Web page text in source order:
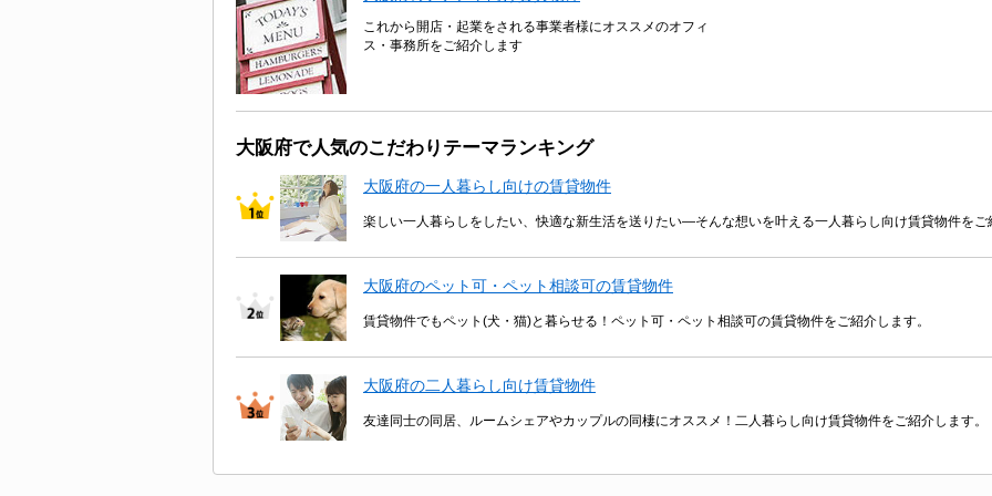
これから開店・起業をされる事業者様にオススメのオフィ
ス・事務所をご紹介します
大阪府で人気のこだわりテーマランキング
大阪府の一人暮らし向けの賃貸物件
楽しい一人暮らしをしたい、快適な新生活を送りたい―そんな想いを叶える一人暮らし向け賃貸物件をご
大阪府のペット可・ペット相談可の賃貸物件
賃貸物件でもペット(犬・猫)と暮らせる！ペット可・ペット相談可の賃貸物件をご紹介します。
大阪府の二人暮らし向け賃貸物件
友達同士の同居、ルームシェアやカップルの同棲にオススメ！二人暮らし向け賃貸物件をご紹介します。